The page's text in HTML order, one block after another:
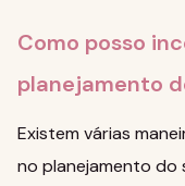
Como posso
planejamento
Existem várias
no planejamento do